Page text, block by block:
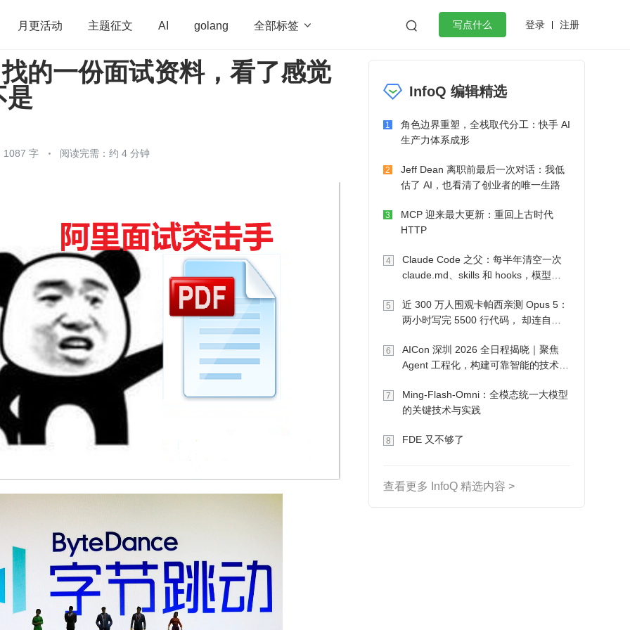
月更活动 主题征文 AI golang 全部标签   写点什么 登录 注册
算法 学习方法 Web3.0 高效工作
员 微服务架构 flutter
的一份面试资料，看了感觉
是
1087 字 阅读完需：约 4 分钟
InfoQ 编辑精选
1
角色边界重塑，全栈取代分工：快手 AI
生产力体系成形
2
Jeff Dean 离职前最后一次对话：我低
估了 AI，也看清了创业者的唯一生路
3
MCP 迎来最大更新：重回上古时代
HTTP
4
Claude Code 之父：每半年清空一次
claude.md、skills 和 hooks，模型自
5
近 300 万人围观卡帕西亲测 Opus 5：
两小时写完 5500 行代码， 却连自己
6
AICon 深圳 2026 全日程揭晓｜聚焦
Agent 工程化，构建可靠智能的技术路
7
Ming-Flash-Omni：全模态统一大模型
的关键技术与实践
8 FDE 又不够了
查看更多 InfoQ 精选内容 >